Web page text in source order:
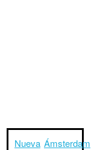
Nueva Ámsterdam